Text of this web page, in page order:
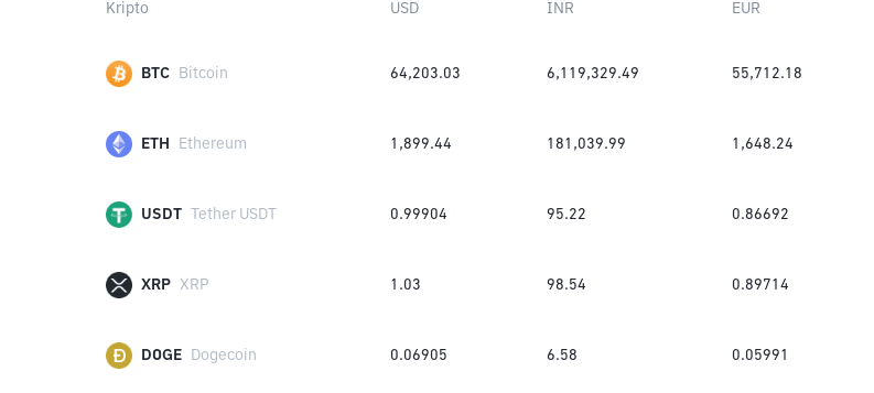
Kripto USD INR EUR
BTC Bitcoin 64,203.03 6,119,329.49 55,712.18
ETH Ethereum 1,899.44 181,039.99 1,648.24
USDT Tether USDT 0.99904 95.22 0.86692
XRP XRP 1.03 98.54 0.89714
DOGE Dogecoin 0.06905 6.58 0.05991